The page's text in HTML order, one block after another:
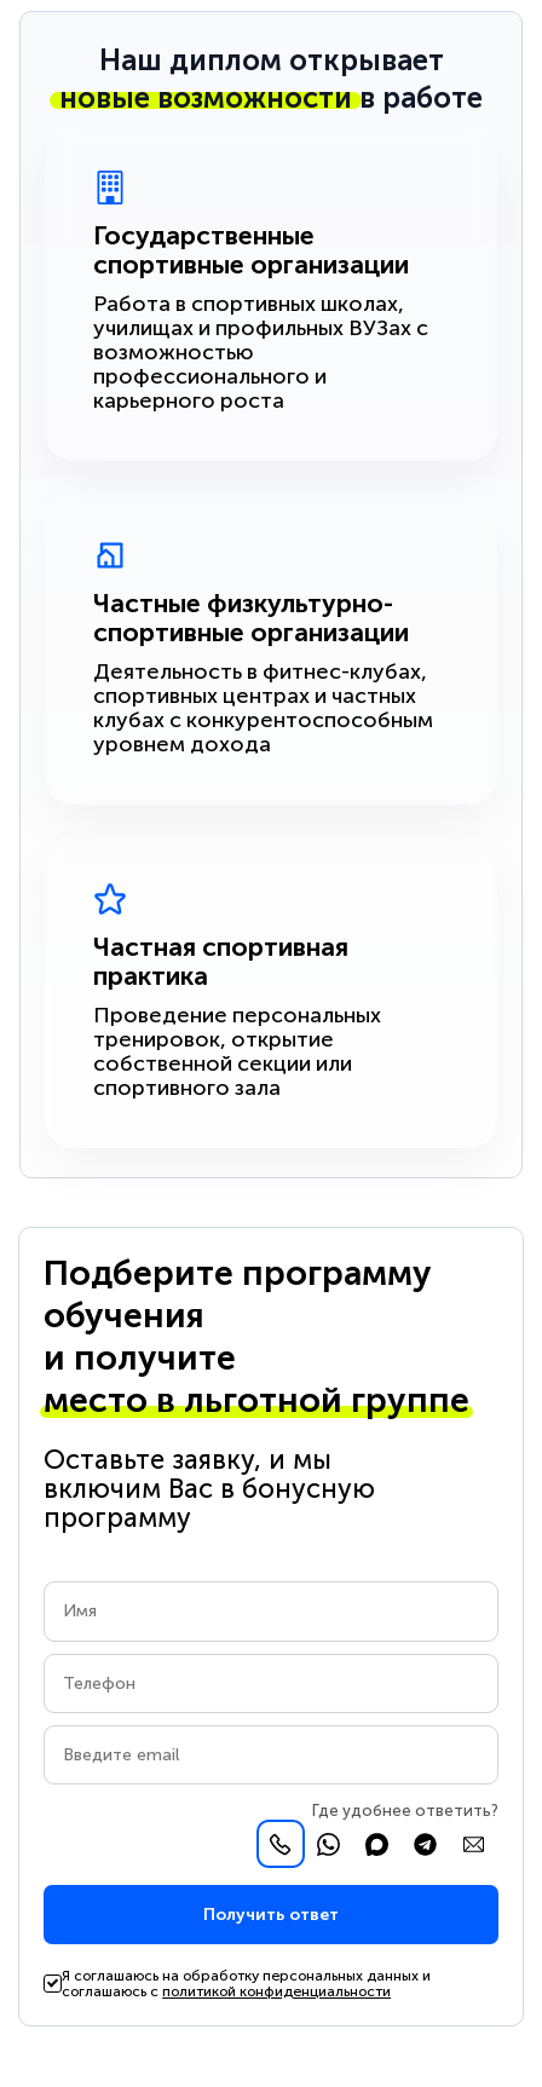
Наш диплом открывает
новые возможностив работе
Государственные
спортивные организации
Работа в спортивных школах,
училищах и профильных ВУЗах с
возможностью
профессионального и
карьерного роста
Частные физкультурно-
спортивные организации
Деятельность в фитнес-клубах,
спортивных центрах и частных
клубах с конкурентоспособным
уровнем дохода
Частная спортивная
практика
Проведение персональных
тренировок, открытие
собственной секции или
спортивного зала
Подберите программу
обучения
и получите
место в льготной группе
Оставьте заявку, и мы
включим Вас в бонусную
программу
Где удобнее ответить?
Получить ответ
Я соглашаюсь на обработку персональных данных и
соглашаюсь сполитикой конфиденциальности